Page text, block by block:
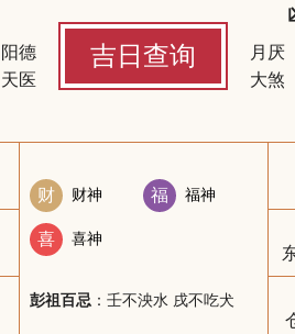
阳德
天医
吉日查询
月厌
大煞
财 财神 福 福神
喜 喜神
彭祖百忌 ：壬不泱水 戌不吃犬